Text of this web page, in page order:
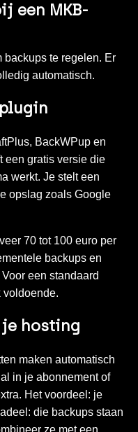
een MKB-
backups te regelen. Er
automatisch.
BackWPup en
een gratis versie die
werkt. Je stelt een
opslag zoals Google
70 tot 100 euro per
backups en
een standaard
voldoende.
hosting
maken automatisch
in je abonnement of
Het voordeel: je
die backups staan